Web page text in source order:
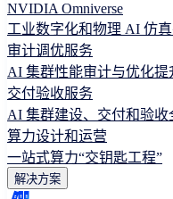
NVIDIA Omniverse
工业数字化和物理 AI 仿
审计调优服务
AI 集群性能审计与优化提
交付验收服务
AI 集群建设、交付和验收
算力设计和运营
一站式算力“交钥匙工程”
解决方案